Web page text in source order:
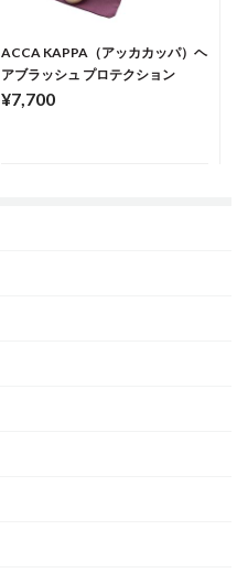
ACCA KAPPA（アッカカッパ）ヘ
アブラッシュ プロテクション
¥7,700